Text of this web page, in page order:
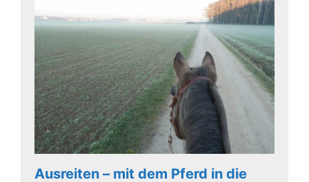
Ausreiten – mit dem Pferd in die